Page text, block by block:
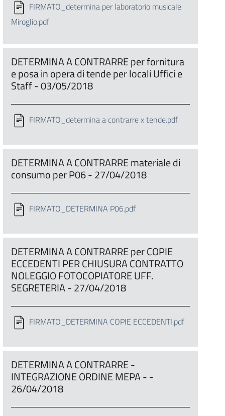
FIRMATO_determina per laboratorio musicale
Miroglio.pdf
DETERMINA A CONTRARRE per fornitura
e posa in opera di tende per locali Uffici e
Staff - 03/05/2018
FIRMATO_determina a contrarre x tende.pdf
DETERMINA A CONTRARRE materiale di
consumo per P06 - 27/04/2018
FIRMATO_DETERMINA P06.pdf
DETERMINA A CONTRARRE per COPIE
ECCEDENTI PER CHIUSURA CONTRATTO
NOLEGGIO FOTOCOPIATORE UFF.
SEGRETERIA - 27/04/2018
FIRMATO_DETERMINA COPIE ECCEDENTI.pdf
DETERMINA A CONTRARRE -
INTEGRAZIONE ORDINE MEPA - -
26/04/2018